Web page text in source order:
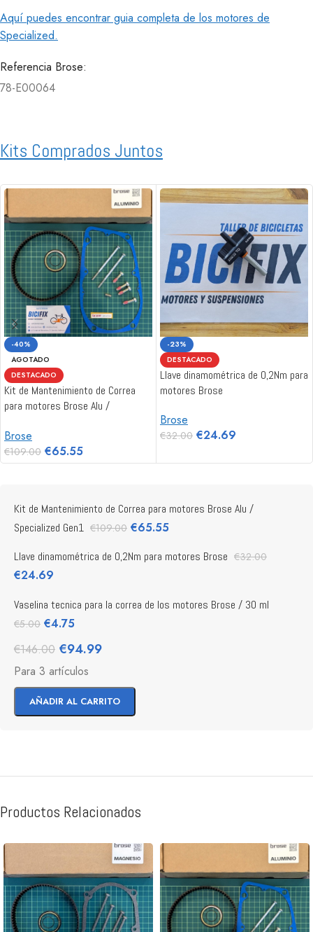
Aquí puedes encontrar guia completa de los motores de
Specialized.
Referencia Brose:
78-E00064
Kits Comprados Juntos
-40%
AGOTADO
DESTACADO
Kit de Mantenimiento de Correa
para motores Brose Alu /
Brose
€109.00 €65.55
-23%
DESTACADO
Llave dinamométrica de 0,2Nm para
motores Brose
Brose
€32.00 €24.69
Kit de Mantenimiento de Correa para motores Brose Alu /
Specialized Gen1 €109.00 €65.55
Llave dinamométrica de 0,2Nm para motores Brose €32.00
€24.69
Vaselina tecnica para la correa de los motores Brose / 30 ml
€5.00 €4.75
€146.00 €94.99
Para 3 artículos
AÑADIR AL CARRITO
Productos Relacionados